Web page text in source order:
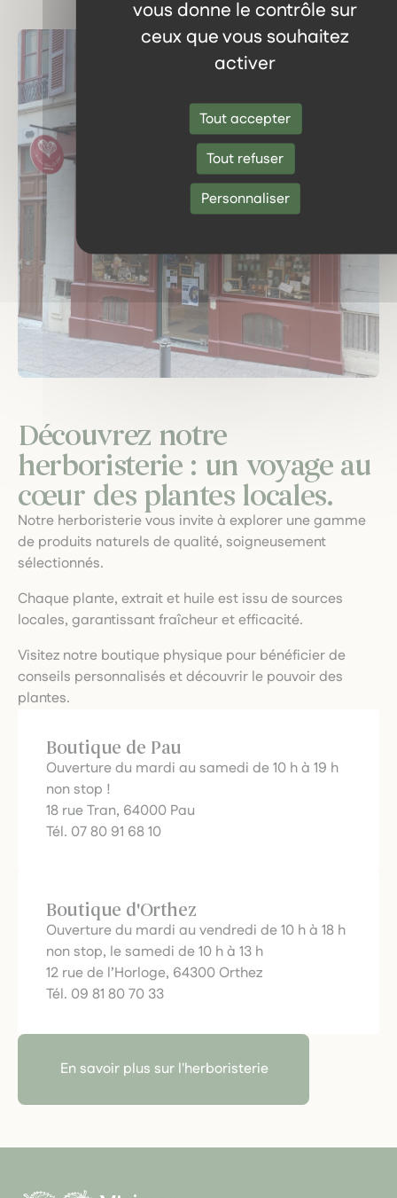
vous donne le contrôle sur
ceux que vous souhaitez
activer
Tout accepter
Tout refuser
Personnaliser
Découvrez notre
herboristerie : un voyage au
cœur des plantes locales.
Notre herboristerie vous invite à explorer une gamme
de produits naturels de qualité, soigneusement
sélectionnés.
Chaque plante, extrait et huile est issu de sources
locales, garantissant fraîcheur et efficacité.
Visitez notre boutique physique pour bénéficier de
conseils personnalisés et découvrir le pouvoir des
plantes.
Boutique de Pau
Ouverture du mardi au samedi de 10 h à 19 h
non stop !
18 rue Tran, 64000 Pau
Tél. 07 80 91 68 10
Boutique d'Orthez
Ouverture du mardi au vendredi de 10 h à 18 h
non stop, le samedi de 10 h à 13 h
12 rue de l’Horloge, 64300 Orthez
Tél. 09 81 80 70 33
En savoir plus sur l'herboristerie